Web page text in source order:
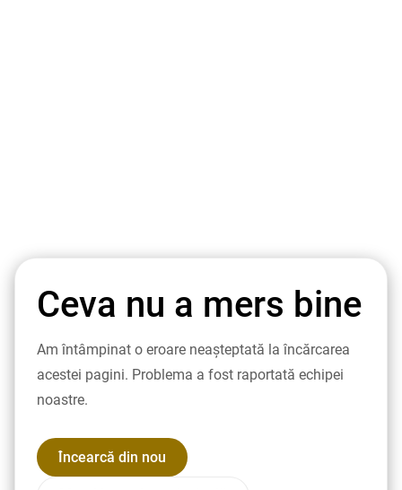
Ceva nu a mers bine
Am întâmpinat o eroare neașteptată la încărcarea
acestei pagini. Problema a fost raportată echipei
noastre.
Încearcă din nou